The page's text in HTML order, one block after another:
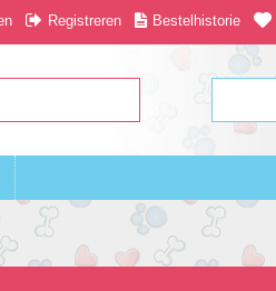
Registreren Bestelhistorie